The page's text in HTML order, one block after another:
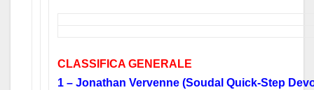
CLASSIFICA GENERALE
1 – Jonathan Vervenne (Soudal Quick-Step